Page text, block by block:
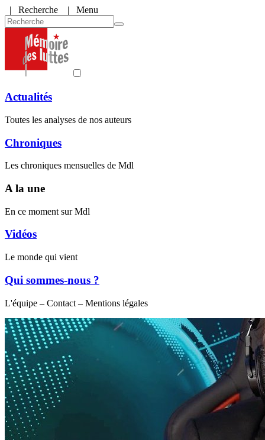
| Recherche | Menu
Actualités
Toutes les analyses de nos auteurs
Chroniques
Les chroniques mensuelles de Mdl
A la une
En ce moment sur Mdl
Vidéos
Le monde qui vient
Qui sommes-nous ?
L'équipe – Contact – Mentions légales